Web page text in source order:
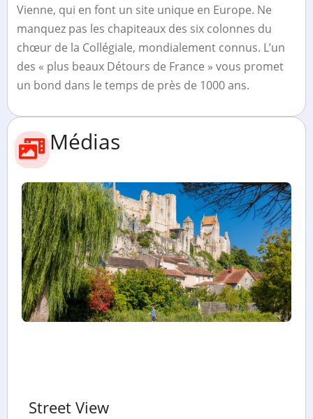
Vienne, qui en font un site unique en Europe. Ne
manquez pas les chapiteaux des six colonnes du
chœur de la Collégiale, mondialement connus. L’un
des « plus beaux Détours de France » vous promet
un bond dans le temps de près de 1000 ans.
Médias
Street View